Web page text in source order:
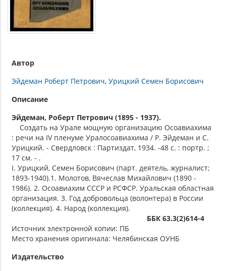
Автор
Эйдеман Роберт Петрович Урицкий Семен Борисович
Описание
Эйдеман, Роберт Петрович (1895 - 1937).
Создать на Урале мощную организацию Осоавиахима
: речи на IV пленуме Уралосоавиахима / Р. Эйдеман и С.
Урицкий. - Свердловск : Партиздат, 1934. -48 с. : портр. ;
17 см. - .
I. Урицкий, Семен Борисович (парт. деятель, журналист;
1893-1940).1. Молотов, Вячеслав Михайлович (1890 -
1986). 2. Осоавиахим СССР и РСФСР. Уральская областная
организация. 3. Год добровольца (волонтера) в России
(коллекция). 4. Народ (коллекция).
ББК 63.3(2)614-4
Источник электронной копии: ПБ
Место хранения оригинала: Челябинская ОУНБ
Издательство